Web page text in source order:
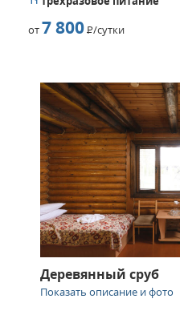
от7 800Р/сутки
Деревянный сруб
Показать описание и фото